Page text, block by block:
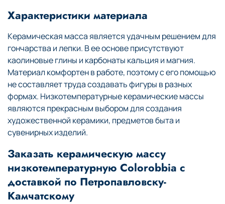
Характеристики материала
Керамическая масса является удачным решением для
гончарства и лепки. В ее основе присутствуют
каолиновые глины и карбонаты кальция и магния.
Материал комфортен в работе, поэтому с его помощью
не составляет труда создавать фигуры в разных
формах. Низкотемпературные керамические массы
являются прекрасным выбором для создания
художественной керамики, предметов быта и
сувенирных изделий.
Заказать керамическую массу
низкотемпературную Colorobbia с
доставкой по Петропавловску-
Камчатскому